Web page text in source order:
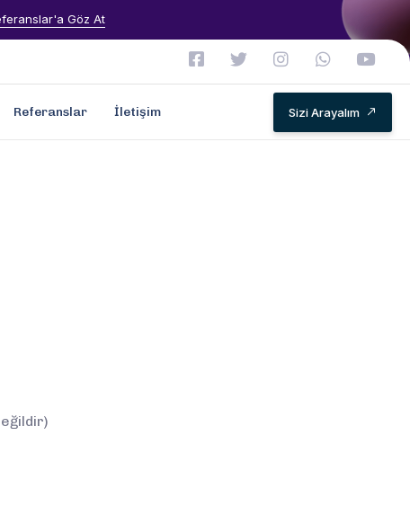
Göz At
Referanslar İletişim Sizi Arayalım